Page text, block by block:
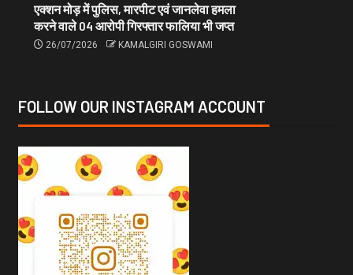
एक्शन मोड़ में पुलिस, मारपीट एवं जानलेवा हमला
करने वाले 04 आरोपी गिरफ्तार फालिया भी जप्त
26/07/2026 KAMALGIRI GOSWAMI
FOLLOW OUR INSTAGRAM ACCOUNT